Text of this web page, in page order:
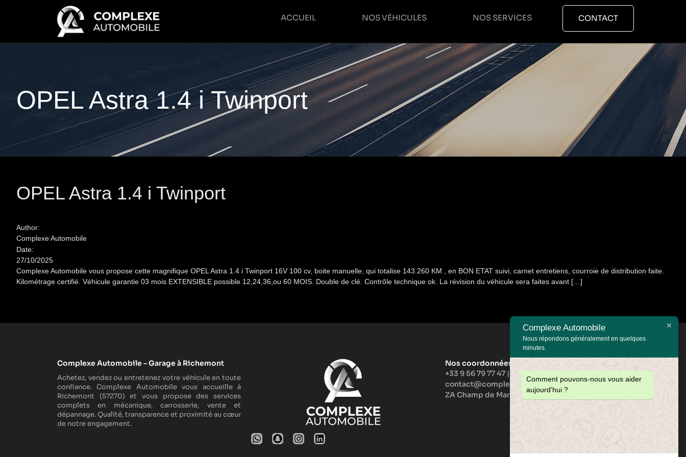
ACCUEIL NOS VÉHICULES NOS SERVICES CONTACT
OPEL Astra 1.4 i Twinport
OPEL Astra 1.4 i Twinport
Author:
Complexe Automobile
Date:
27/10/2025
Complexe Automobile vous propose cette magnifique OPEL Astra 1.4 i Twinport 16V 100 cv, boite manuelle, qui totalise 143.260 KM , en BON ETAT suivi, carnet entretiens, courroie de distribution faite.
Kilométrage certifié. Véhicule garantie 03 mois EXTENSIBLE possible 12,24,36,ou 60 MOIS. Double de clé. Contrôle technique ok. La révision du véhicule sera faites avant […]
Complexe Automobile – Garage à Richemont
Achetez, vendez ou entretenez votre véhicule en toute
confiance. Complexe Automobile vous accueille à
Richemont (57270) et vous propose des services
complets en mécanique, carrosserie, vente et
dépannage. Qualité, transparence et proximité au cœur
de notre engagement.
Nos coordonnées :
+33 9 56 79 77 47 |
+33 6 33 61 00 90
contact@complexeautomobile.com
ZA Champ de Mars, F-57270 Richemont
Complexe Automobile
Nous répondons généralement en quelques
minutes.
Comment pouvons-nous vous aider
aujourd'hui ?